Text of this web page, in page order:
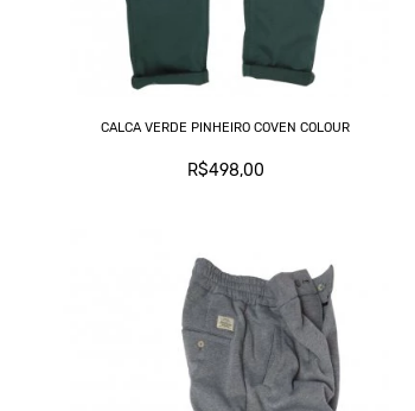
CALCA VERDE PINHEIRO COVEN COLOUR
R$498,00